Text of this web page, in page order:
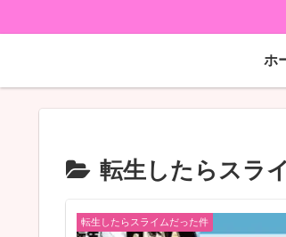
ホ
転生したらスラ
転生したらスライムだった件